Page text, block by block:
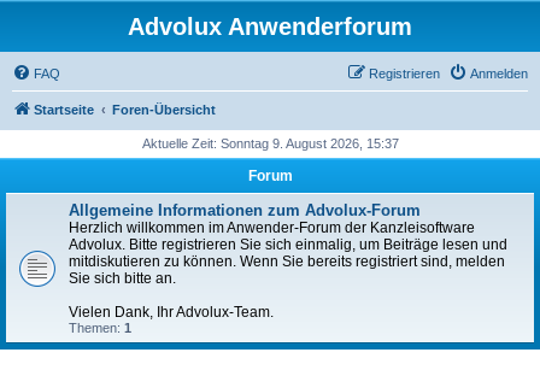
Advolux Anwenderforum
FAQ Anmelden
Registrieren
Startseite Foren-Übersicht
Aktuelle Zeit: Sonntag 9. August 2026, 15:37
Forum
Allgemeine Informationen zum Advolux-Forum
Herzlich willkommen im Anwender-Forum der Kanzleisoftware
Advolux. Bitte registrieren Sie sich einmalig, um Beiträge lesen und
mitdiskutieren zu können. Wenn Sie bereits registriert sind, melden
Sie sich bitte an.
Vielen Dank, Ihr Advolux-Team.
Themen: 1